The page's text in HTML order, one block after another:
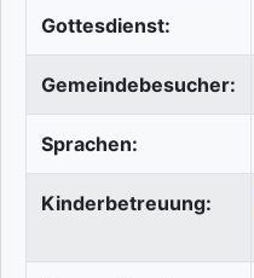
Gottesdienst:
Gemeindebesucher:
Sprachen:
Kinderbetreuung: